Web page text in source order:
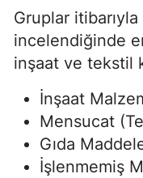
Gruplar itibarıyla
incelendiğinde
inşaat ve tekstil
İnşaat
Mensucat
Gıda
İşlenmemiş